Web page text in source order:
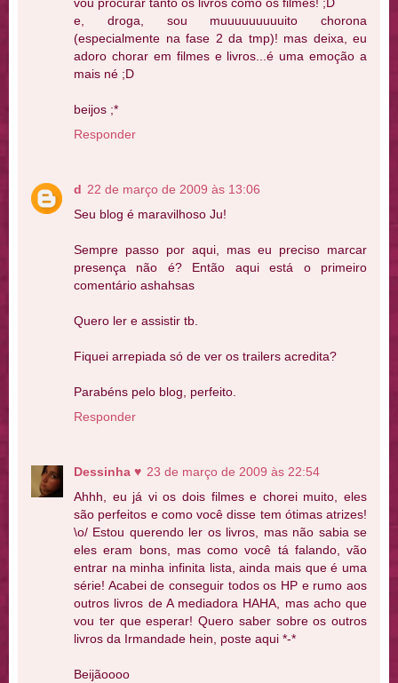
vou procurar tanto os livros como os filmes! ;D
e, droga, sou muuuuuuuuuito chorona
(especialmente na fase 2 da tmp)! mas deixa, eu
adoro chorar em filmes e livros...é uma emoção a
mais né ;D
beijos ;*
Responder
d 22 de março de 2009 às 13:06
Seu blog é maravilhoso Ju!
Sempre passo por aqui, mas eu preciso marcar
presença não é? Então aqui está o primeiro
comentário ashahsas
Quero ler e assistir tb.
Fiquei arrepiada só de ver os trailers acredita?
Parabéns pelo blog, perfeito.
Responder
Dessinha ♥ 23 de março de 2009 às 22:54
Ahhh, eu já vi os dois filmes e chorei muito, eles
são perfeitos e como você disse tem ótimas atrizes!
\o/ Estou querendo ler os livros, mas não sabia se
eles eram bons, mas como você tá falando, vão
entrar na minha infinita lista, ainda mais que é uma
série! Acabei de conseguir todos os HP e rumo aos
outros livros de A mediadora HAHA, mas acho que
vou ter que esperar! Quero saber sobre os outros
livros da Irmandade hein, poste aqui *-*
Beijãoooo